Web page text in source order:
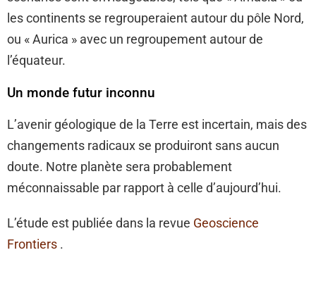
les continents se regrouperaient autour du pôle Nord,
ou « Aurica » avec un regroupement autour de
l’équateur.
Un monde futur inconnu
L’avenir géologique de la Terre est incertain, mais des
changements radicaux se produiront sans aucun
doute. Notre planète sera probablement
méconnaissable par rapport à celle d’aujourd’hui.
L’étude est publiée dans la revue Geoscience
Frontiers .